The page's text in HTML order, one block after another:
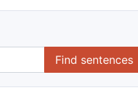
Find sentences